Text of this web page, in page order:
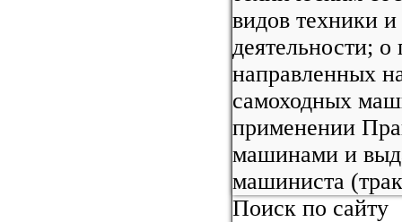
видов техники
деятельности;
направленных
самоходных
применении
машинами и
машиниста
Поиск по сайту